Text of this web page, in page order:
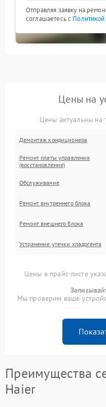
Отправляя заявку на
соглашаетесь с
Цены на
Цены актуальны на
Демонтаж кондиционера
Ремонт платы управления
(восстановление)
Обслуживание
Ремонт внутреннего блока
Ремонт внешнего блока
Устранение утечки хладогента
Цены в прайс-листе
Мы проверим ваше
Преимущества
Haier